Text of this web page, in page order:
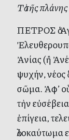
Τὸ τῆς
ΠΕΤΡΟΣ ὁ
Ἀνίας (ἢ
ψυχήν, νέος
σῶμα. Ἀφ’ οὗ
τὴν
ἐπίγεια,
ὁλοκαύτωμα